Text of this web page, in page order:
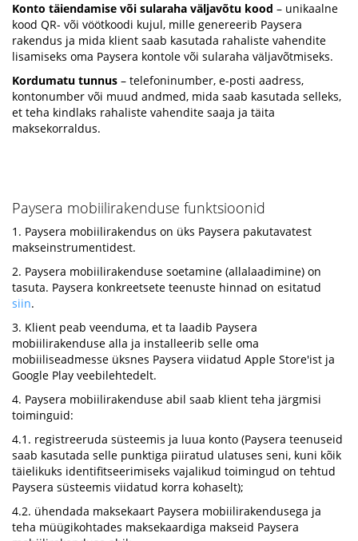
Konto täiendamise või sularaha väljavõtu kood – unikaalne
kood QR- või vöötkoodi kujul, mille genereerib Paysera
rakendus ja mida klient saab kasutada rahaliste vahendite
lisamiseks oma Paysera kontole või sularaha väljavõtmiseks.
Kordumatu tunnus – telefoninumber, e-posti aadress,
kontonumber või muud andmed, mida saab kasutada selleks,
et teha kindlaks rahaliste vahendite saaja ja täita
maksekorraldus.
Paysera mobiilirakenduse funktsioonid
1. Paysera mobiilirakendus on üks Paysera pakutavatest
makseinstrumentidest.
2. Paysera mobiilirakenduse soetamine (allalaadimine) on
tasuta. Paysera konkreetsete teenuste hinnad on esitatud
siin.
3. Klient peab veenduma, et ta laadib Paysera
mobiilirakenduse alla ja installeerib selle oma
mobiiliseadmesse üksnes Paysera viidatud Apple Store'ist ja
Google Play veebilehtedelt.
4. Paysera mobiilirakenduse abil saab klient teha järgmisi
toiminguid:
4.1. registreeruda süsteemis ja luua konto (Paysera teenuseid
saab kasutada selle punktiga piiratud ulatuses seni, kuni kõik
täielikuks identifitseerimiseks vajalikud toimingud on tehtud
Paysera süsteemis viidatud korra kohaselt);
4.2. ühendada maksekaart Paysera mobiilirakendusega ja
teha müügikohtades maksekaardiga makseid Paysera